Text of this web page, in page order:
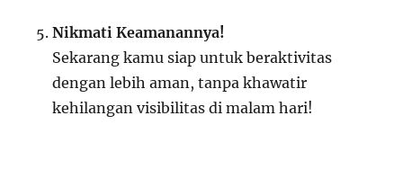
Nikmati Keamanannya!
Sekarang kamu siap untuk beraktivitas
dengan lebih aman, tanpa khawatir
kehilangan visibilitas di malam hari!